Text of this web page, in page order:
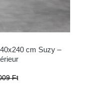
cm Suzy –
Ft